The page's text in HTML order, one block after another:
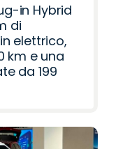
in Hybrid
di
elettrico,
km e una
da 199